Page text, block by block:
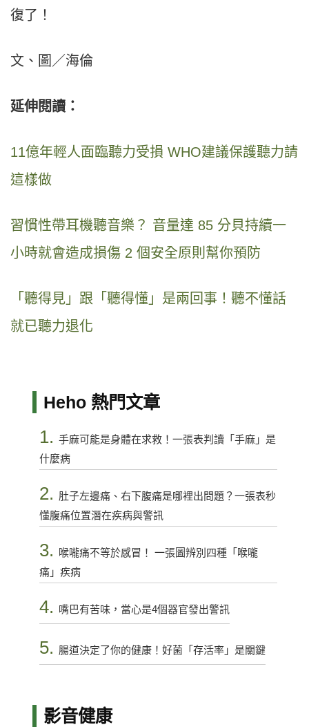
復了！
文、圖／海倫
延伸閱讀：
11億年輕人面臨聽力受損 WHO建議保護聽力請
這樣做
習慣性帶耳機聽音樂？ 音量達 85 分貝持續一
小時就會造成損傷 2 個安全原則幫你預防
「聽得見」跟「聽得懂」是兩回事！聽不懂話
就已聽力退化
Heho 熱門文章
1. 手麻可能是身體在求救！一張表判讀「手麻」是
什麼病
2. 肚子左邊痛、右下腹痛是哪裡出問題？一張表秒
懂腹痛位置潛在疾病與警訊
3.
喉嚨痛不等於感冒！ 一張圖辨別四種「喉嚨
痛」疾病
4. 嘴巴有苦味，當心是4個器官發出警訊
5. 腸道決定了你的健康！好菌「存活率」是關鍵
影音健康